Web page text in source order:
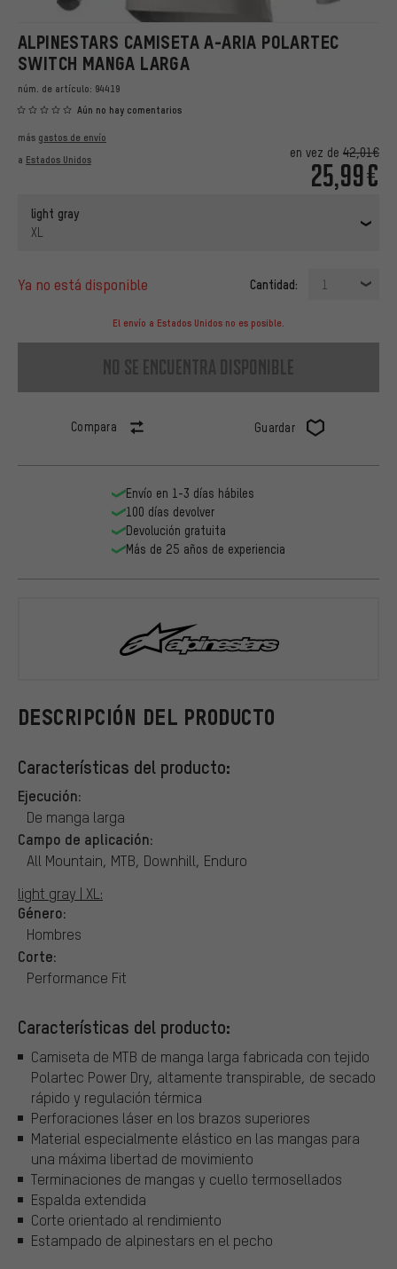
ALPINESTARS CAMISETA A-ARIA POLARTEC
SWITCH MANGA LARGA
núm. de artículo: 94419
Aún no hay comentarios
en vez de 42,01€
25,99€
más gastos de envío
a Estados Unidos
light gray
XL
ya no está disponible Cantidad: 1
El envío a Estados Unidos no es posible.
no se encuentra disponible
Compara Guardar
DESCRIPCIÓN DEL PRODUCTO
Características del producto:
Ejecución:
De manga larga
Campo de aplicación:
All Mountain, MTB, Downhill, Enduro
light gray | XL:
Género:
Hombres
Corte:
Performance Fit
Características del producto:
Camiseta de MTB de manga larga fabricada con tejido
Polartec Power Dry, altamente transpirable, de secado
rápido y regulación térmica
Perforaciones láser en los brazos superiores
Material especialmente elástico en las mangas para
una máxima libertad de movimiento
Terminaciones de mangas y cuello termosellados
Espalda extendida
Corte orientado al rendimiento
Estampado de alpinestars en el pecho
Envío en 1-3 días hábiles
100 días devolver
Devolución gratuita
Más de 25 años de experiencia
alpinestars